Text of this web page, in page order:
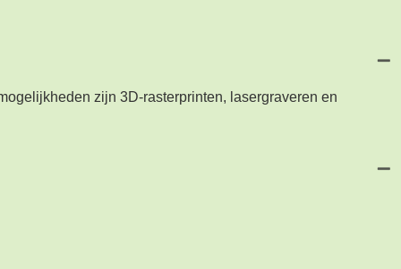
zijn 3D-rasterprinten, lasergraveren en